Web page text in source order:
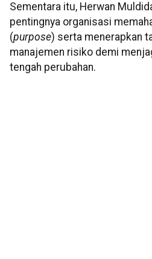
Sementara itu, Herwan
pentingnya organisasi
(purpose) serta menerapkan
manajemen risiko demi
tengah perubahan.